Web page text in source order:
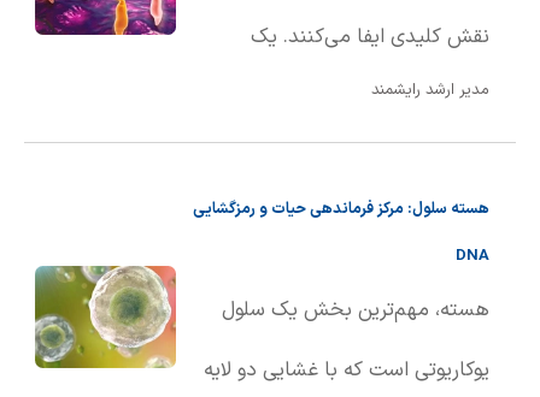
نقش کلیدی ایفا می‌کنند. یک
لیگاند، اتم، یون یا مولکولی است که
پیوند کووالانسی، به یک اتم یا یون
مدیر ارشد رایشمند
هسته سلول: مرکز فرماندهی حیات و رمزگشایی
DNA
هسته، مهم‌ترین بخش یک سلول
یوکاریوتی است که با غشایی دو لایه